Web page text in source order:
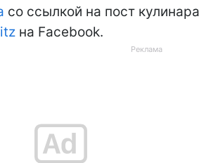
со ссылкой на пост кулинара
на Facebook.